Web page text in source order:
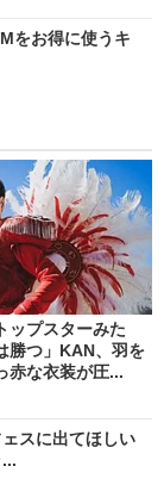
をお得に使うキ
ップスターみた
つ」KAN、羽を
赤な衣装が圧...
スに出てほしい